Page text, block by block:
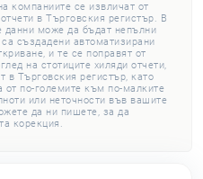
компаниите се извличат от
в Търговския регистър. В
данни може да бъдат непълни
създадени автоматизирани
и те се поправят от
на стотиците хиляди отчети,
в Търговския регистър, като
от по-големите към по-малките
или неточности във вашите
да ни пишете, за да
корекция.